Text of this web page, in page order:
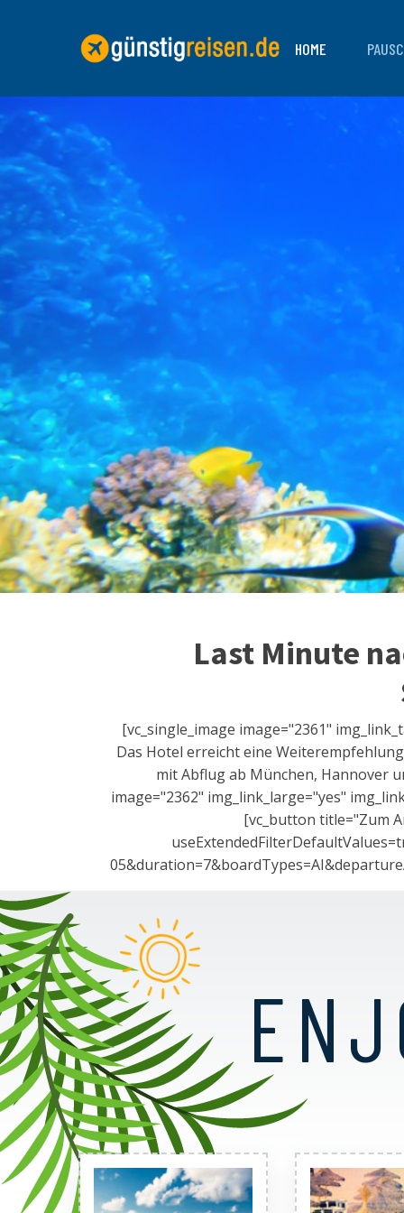
HOME
Last Minute
[vc_single_image image="2361"
Das Hotel erreicht eine
mit Abflug ab München, Hannover
image="2362" img_link_large="yes"
[vc_button title="Zum